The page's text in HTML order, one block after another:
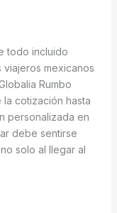
todo incluido
viajeros mexicanos
Rumbo
cotización hasta
personalizada en
debe sentirse
solo al llegar al